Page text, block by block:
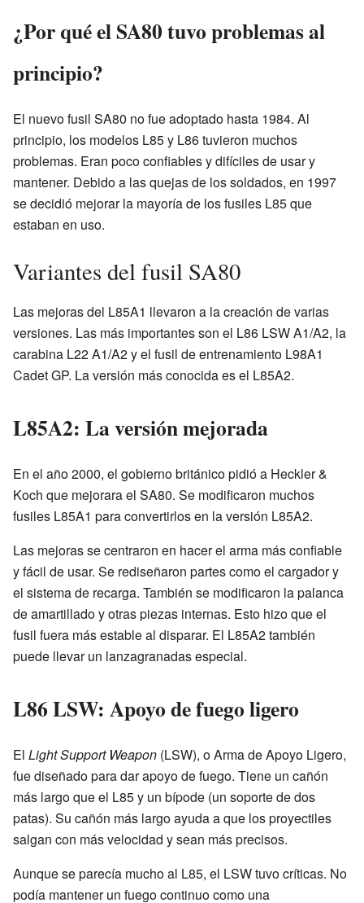
¿Por qué el SA80 tuvo problemas al
principio?
El nuevo fusil SA80 no fue adoptado hasta 1984. Al
principio, los modelos L85 y L86 tuvieron muchos
problemas. Eran poco confiables y difíciles de usar y
mantener. Debido a las quejas de los soldados, en 1997
se decidió mejorar la mayoría de los fusiles L85 que
estaban en uso.
Variantes del fusil SA80
Las mejoras del L85A1 llevaron a la creación de varias
versiones. Las más importantes son el L86 LSW A1/A2, la
carabina L22 A1/A2 y el fusil de entrenamiento L98A1
Cadet GP. La versión más conocida es el L85A2.
L85A2: La versión mejorada
En el año 2000, el gobierno británico pidió a Heckler &
Koch que mejorara el SA80. Se modificaron muchos
fusiles L85A1 para convertirlos en la versión L85A2.
Las mejoras se centraron en hacer el arma más confiable
y fácil de usar. Se rediseñaron partes como el cargador y
el sistema de recarga. También se modificaron la palanca
de amartillado y otras piezas internas. Esto hizo que el
fusil fuera más estable al disparar. El L85A2 también
puede llevar un lanzagranadas especial.
L86 LSW: Apoyo de fuego ligero
El Light Support Weapon (LSW), o Arma de Apoyo Ligero,
fue diseñado para dar apoyo de fuego. Tiene un cañón
más largo que el L85 y un bípode (un soporte de dos
patas). Su cañón más largo ayuda a que los proyectiles
salgan con más velocidad y sean más precisos.
Aunque se parecía mucho al L85, el LSW tuvo críticas. No
podía mantener un fuego continuo como una